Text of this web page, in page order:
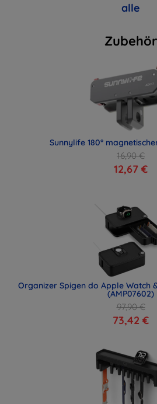
alle
Zubehör
Sunnylife 180°
16,90 €
12,67 €
Organizer Spigen do Apple Watch
(AMP07602)
97,90 €
73,42 €